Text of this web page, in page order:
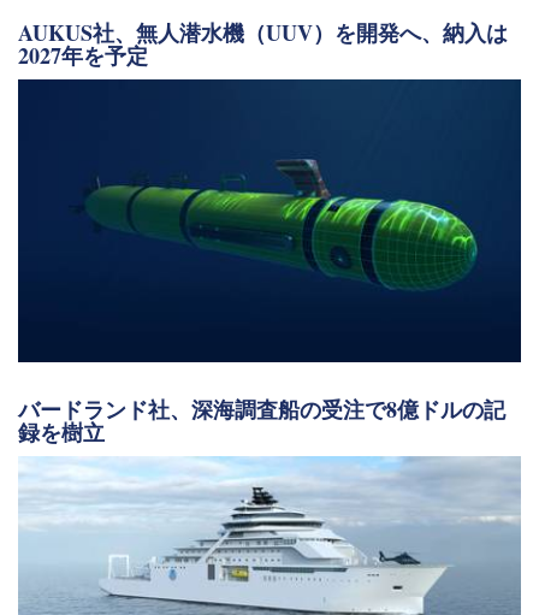
AUKUS社、無人潜水機（UUV）を開発へ、納入は
2027年を予定
バードランド社、深海調査船の受注で8億ドルの記
録を樹立